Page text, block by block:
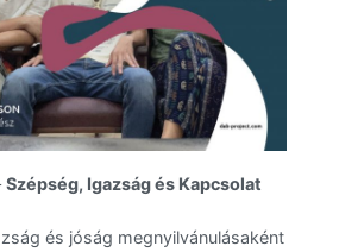
Szépség, Igazság és Kapcsolat
és jóság megnyilvánulásaként